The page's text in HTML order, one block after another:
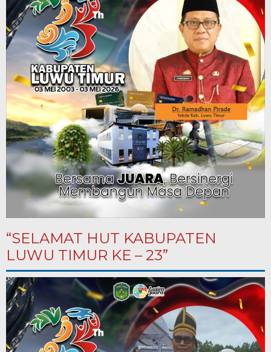
“SELAMAT HUT KABUPATEN
LUWU TIMUR KE – 23”